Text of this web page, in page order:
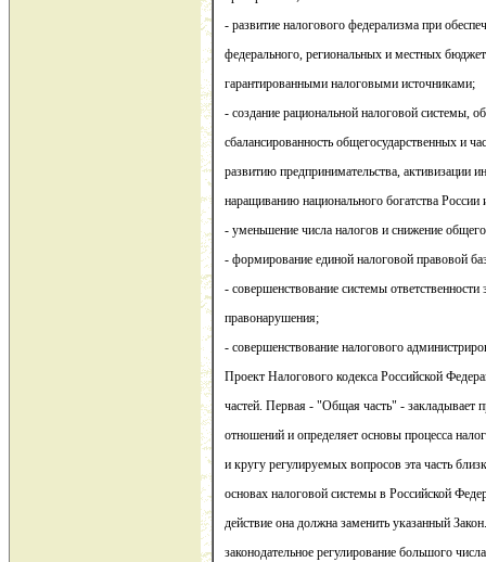
- развитие налогового федерализма при
федерального, региональных и местных
гарантированными налоговыми источниками;
- создание рациональной налоговой системы,
сбалансированность общегосударственных и
развитию предпринимательства, активизации
наращиванию национального богатства России
- уменьшение числа налогов и снижение
- формирование единой налоговой правовой
- совершенствование системы ответственности
правонарушения;
- совершенствование налогового
Проект Налогового кодекса Российской
частей. Первая - "Общая часть" - закладывает
отношений и определяет основы процесса
и кругу регулируемых вопросов эта часть
основах налоговой системы в Российской
действие она должна заменить указанный
законодательное регулирование большого